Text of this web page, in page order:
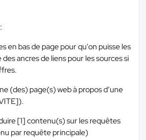
en bas de page pour qu'on puisse les
ancres de liens pour les sources si
(des) page(s) web à propos d’une
[1] contenu(s) sur les requêtes
par requête principale)